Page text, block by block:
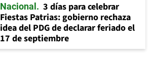
Nacional
3 días para celebrar
Fiestas Patrias: gobierno rechaza
idea del PDG de declarar feriado el
17 de septiembre